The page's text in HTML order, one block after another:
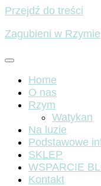
Przejdź do treści
Zagubieni w Rzymie
Home
O nas
Rzym
Watykan
Na luzie
Podstawowe
SKLEP
WSPARCIE
Kontakt